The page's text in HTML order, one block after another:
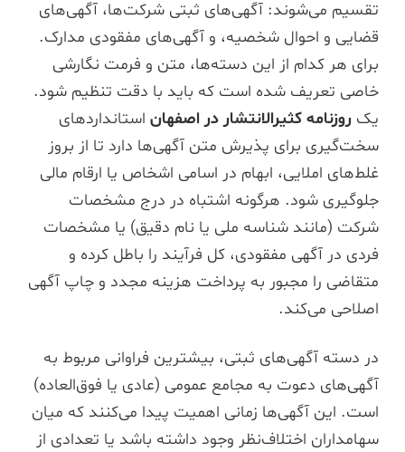
تقسیم می‌شوند: آگهی‌های ثبتی شرکت‌ها، آگهی‌های
قضایی و احوال شخصیه، و آگهی‌های مفقودی مدارک.
برای هر کدام از این دسته‌ها، متن و فرمت نگارشی
خاصی تعریف شده است که باید با دقت تنظیم شود.
یک روزنامه کثیرالانتشار در اصفهاناستانداردهای
سخت‌گیری برای پذیرش متن آگهی‌ها دارد تا از بروز
غلط‌های املایی، ابهام در اسامی اشخاص یا ارقام مالی
جلوگیری شود. هرگونه اشتباه در درج مشخصات
شرکت (مانند شناسه ملی یا نام دقیق) یا مشخصات
فردی در آگهی مفقودی، کل فرآیند را باطل کرده و
متقاضی را مجبور به پرداخت هزینه مجدد و چاپ آگهی
اصلاحی می‌کند.
در دسته آگهی‌های ثبتی، بیشترین فراوانی مربوط به
آگهی‌های دعوت به مجامع عمومی (عادی یا فوق‌العاده)
است. این آگهی‌ها زمانی اهمیت پیدا می‌کنند که میان
سهامداران اختلاف‌نظر وجود داشته باشد یا تعدادی از